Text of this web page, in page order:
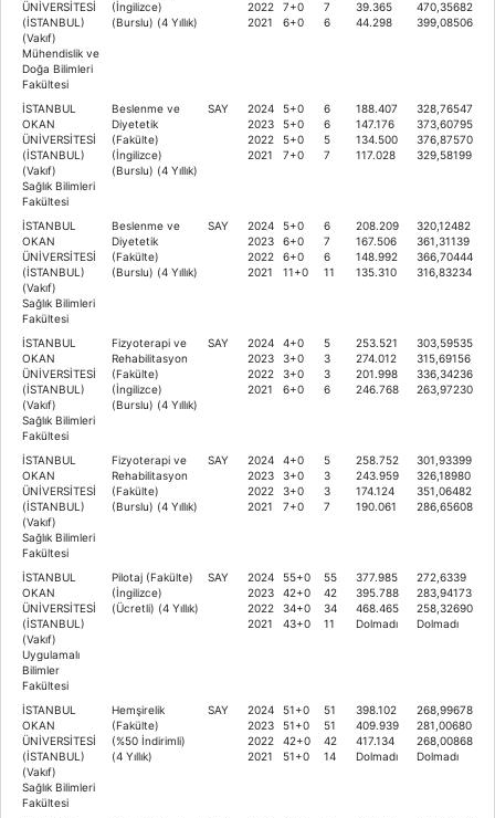
ÜNİVERSİTESİ
(İSTANBUL)
(Vakıf)
Mühendislik ve
Doğa Bilimleri
Fakültesi
(İngilizce)
(Burslu) (4 Yıllık)
2022
2021
7+0
6+0
7
6
39.365
44.298
470,35682
399,08506
İSTANBUL
OKAN
ÜNİVERSİTESİ
(İSTANBUL)
(Vakıf)
Sağlık Bilimleri
Fakültesi
Beslenme ve
Diyetetik
(Fakülte)
(İngilizce)
(Burslu) (4 Yıllık)
SAY
2024
2023
2022
2021
5+0
5+0
5+0
7+0
6
6
5
7
188.407
147.176
134.500
117.028
328,76547
373,60795
376,87570
329,58199
İSTANBUL
OKAN
ÜNİVERSİTESİ
(İSTANBUL)
(Vakıf)
Sağlık Bilimleri
Fakültesi
Beslenme ve
Diyetetik
(Fakülte)
(Burslu) (4 Yıllık)
SAY
2024
2023
2022
2021
5+0
6+0
6+0
11+0
6
7
6
11
208.209
167.506
148.992
135.310
320,12482
361,31139
366,70444
316,83234
İSTANBUL
OKAN
ÜNİVERSİTESİ
(İSTANBUL)
(Vakıf)
Sağlık Bilimleri
Fakültesi
Fizyoterapi ve
Rehabilitasyon
(Fakülte)
(İngilizce)
(Burslu) (4 Yıllık)
SAY
2024
2023
2022
2021
4+0
3+0
3+0
6+0
5
3
3
6
253.521
274.012
201.998
246.768
303,59535
315,69156
336,34236
263,97230
İSTANBUL
OKAN
ÜNİVERSİTESİ
(İSTANBUL)
(Vakıf)
Sağlık Bilimleri
Fakültesi
Fizyoterapi ve
Rehabilitasyon
(Fakülte)
(Burslu) (4 Yıllık)
SAY
2024
2023
2022
2021
4+0
3+0
3+0
7+0
5
3
3
7
258.752
243.959
174.124
190.061
301,93399
326,18980
351,06482
286,65608
İSTANBUL
OKAN
ÜNİVERSİTESİ
(İSTANBUL)
(Vakıf)
Uygulamalı
Bilimler
Fakültesi
Pilotaj (Fakülte)
(İngilizce)
(Ücretli) (4 Yıllık)
SAY
2024
2023
2022
2021
55+0
42+0
34+0
43+0
55
42
34
11
377.985
395.788
468.465
Dolmadı
272,6339
283,94173
258,32690
Dolmadı
İSTANBUL
OKAN
ÜNİVERSİTESİ
(İSTANBUL)
(Vakıf)
Sağlık Bilimleri
Fakültesi
Hemşirelik
(Fakülte)
(%50 İndirimli)
(4 Yıllık)
SAY
2024
2023
2022
2021
51+0
51+0
42+0
51+0
51
51
42
14
398.102
409.939
417.134
Dolmadı
268,99678
281,00680
268,00868
Dolmadı